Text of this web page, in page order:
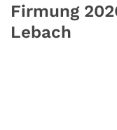
Firmung
Lebach